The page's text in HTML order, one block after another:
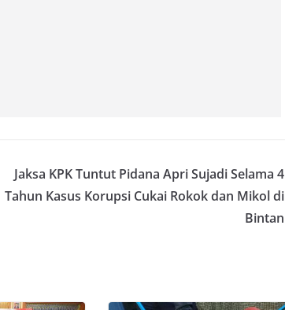
Jaksa KPK Tuntut Pidana Apri Sujadi Selama 4
Tahun Kasus Korupsi Cukai Rokok dan Mikol di
Bintan